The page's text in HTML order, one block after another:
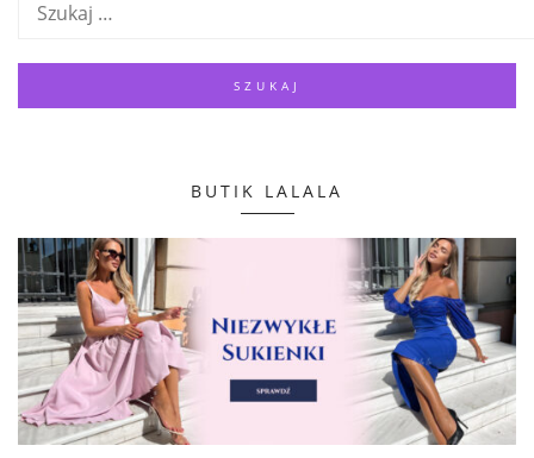
BUTIK LALALA